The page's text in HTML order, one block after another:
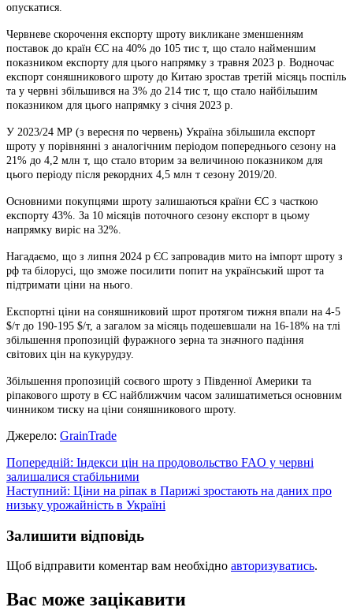
опускатися.
Червневе скорочення експорту шроту викликане зменшенням
поставок до країн ЄС на 40% до 105 тис т, що стало найменшим
показником експорту для цього напрямку з травня 2023 р. Водночас
експорт соняшникового шроту до Китаю зростав третій місяць поспіль
та у червні збільшився на 3% до 214 тис т, що стало найбільшим
показником для цього напрямку з січня 2023 р.
У 2023/24 МР (з вересня по червень) Україна збільшила експорт
шроту у порівнянні з аналогічним періодом попереднього сезону на
21% до 4,2 млн т, що стало вторим за величиною показником для
цього періоду після рекордних 4,5 млн т сезону 2019/20.
Основними покупцями шроту залишаються країни ЄС з часткою
експорту 43%. За 10 місяців поточного сезону експорт в цьому
напрямку виріс на 32%.
Нагадаємо, що з липня 2024 р ЄС запровадив мито на імпорт шроту з
рф та білорусі, що зможе посилити попит на український шрот та
підтримати ціни на нього.
Експортні ціни на соняшниковий шрот протягом тижня впали на 4-5
$/т до 190-195 $/т, а загалом за місяць подешевшали на 16-18% на тлі
збільшення пропозицій фуражного зерна та значного падіння
світових цін на кукурудзу.
Збільшення пропозицій соєвого шроту з Південної Америки та
ріпакового шроту в ЄС найближчим часом залишатиметься основним
чинником тиску на ціни соняшникового шроту.
Джерело: GrainTrade
Навігація
записів
Попередній: Індекси цін на продовольство FAO у червні
залишалися стабільними
Наступний: Ціни на ріпак в Парижі зростають на даних про
низьку урожайність в Україні
Залишити відповідь
Щоб відправити коментар вам необхідно авторизуватись.
Вас може зацікавити